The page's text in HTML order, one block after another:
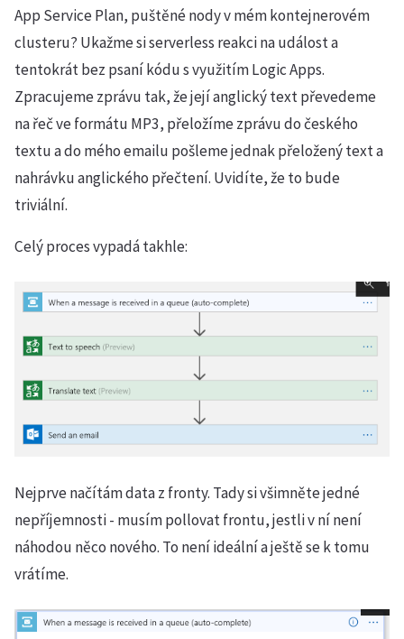
App Service Plan, puštěné nody v mém kontejnerovém
clusteru? Ukažme si serverless reakci na událost a
tentokrát bez psaní kódu s využitím Logic Apps.
Zpracujeme zprávu tak, že její anglický text převedeme
na řeč ve formátu MP3, přeložíme zprávu do českého
textu a do mého emailu pošleme jednak přeložený text a
nahrávku anglického přečtení. Uvidíte, že to bude
triviální.
Celý proces vypadá takhle:
Nejprve načítám data z fronty. Tady si všimněte jedné
nepříjemnosti - musím pollovat frontu, jestli v ní není
náhodou něco nového. To není ideální a ještě se k tomu
vrátíme.